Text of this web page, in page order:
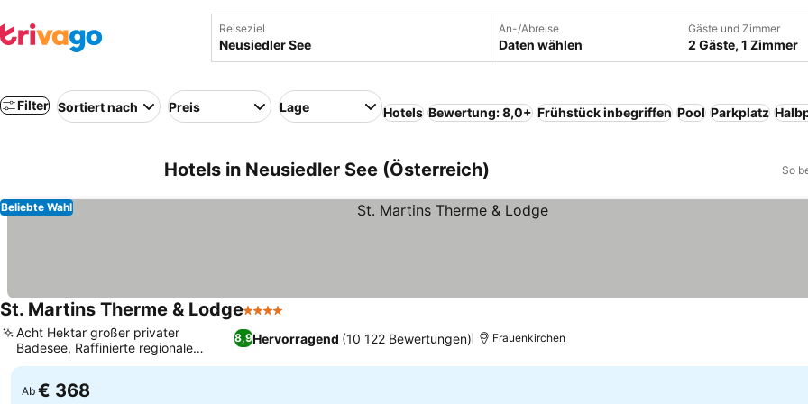
Reiseziel An-/Abreise
Daten wählen
Gäste und Zimmer
2 Gäste, 1 Zimmer
Filter Sortiert nach Preis Lage Hotels Bewertung: 8,0+ Frühstück inbegriffen Pool Parkplatz
Hotels in Neusiedler See (Österreich) So
Beliebte Wahl
St. Martins Therme & Lodge4 Sterne
8,9Hervorragend (10 122 Bewertungen)
Acht Hektar großer privater
Badesee, Raffinierte regionale
burgenländische Küche
Frauenkirchen
Ab € 368